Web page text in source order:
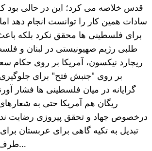
قدس خلاصه می کرد؛ این در حالی بود
سادات همین کار را توانست انجام دهد اما
برای فلسطینی ها محقق نکرد بلکه
طلبی رژیم صهیونیستی در لبنان و
ریچارد نیکسون، آمریکا بر روی حکام
بر روی "جنبش فتح" برای
گرایانه در میان فلسطینی ها فشار
ریگان هم آمریکا حتی به
درخصوص جهاد و تحقق پیروزی رضایت
تبدیل به تکیه گاهی برای عربستان برای
طرف کشورهای عربی…